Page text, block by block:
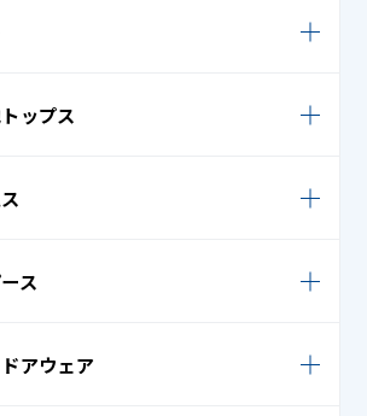
・ダウンコート
ニング・燕尾服 上
シャツ
ャツ
ップス
シャツ
カー
/ スカート
ス
ンパースカート
アウェア